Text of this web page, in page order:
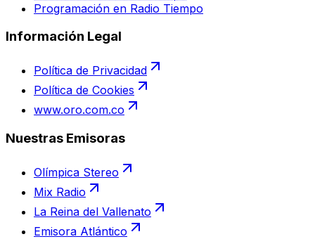
Programación en Radio Tiempo
Información Legal
Política de Privacidad
Política de Cookies
www.oro.com.co
Nuestras Emisoras
Olímpica Stereo
Mix Radio
La Reina del Vallenato
Emisora Atlántico